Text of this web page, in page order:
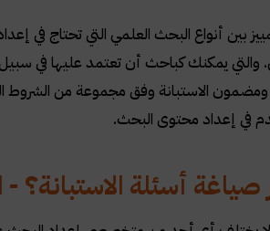
بين أنواع البحث العلمي التي تحتاج في
والتي يمكنك كباحث أن تعتمد عليها في
ومضمون الاستبانة وفق مجموعة من
في إعداد محتوى البحث.
أسئلة الاستبانة؟